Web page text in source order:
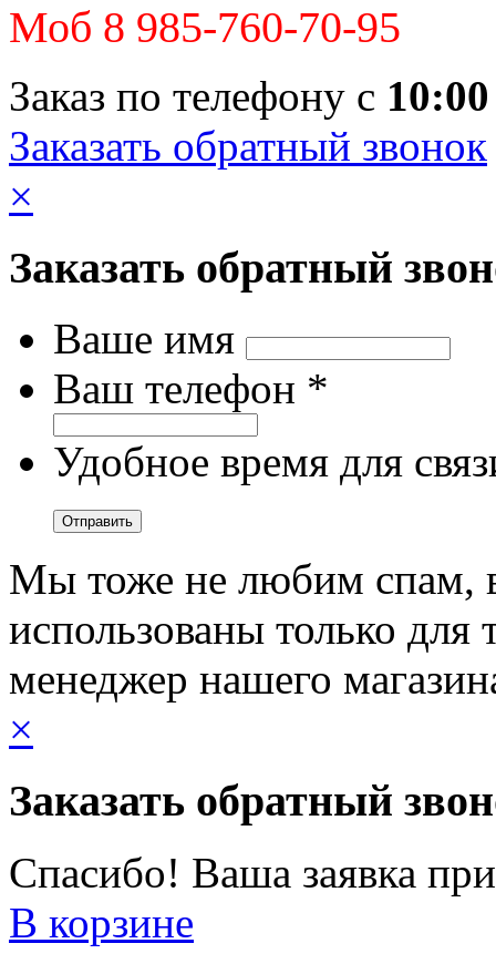
Моб 8 985-760-70-95
Заказ по телефону с 10:00
Заказать обратный звонок
×
Заказать обратный
Ваше имя
Ваш телефон *
Удобное время для
Мы тоже не любим спам,
использованы только для
менеджер нашего
×
Заказать обратный
Спасибо! Ваша заявка
В корзине